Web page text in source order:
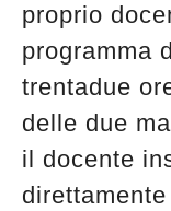
proprio
programma
trentadue
delle due
il docente